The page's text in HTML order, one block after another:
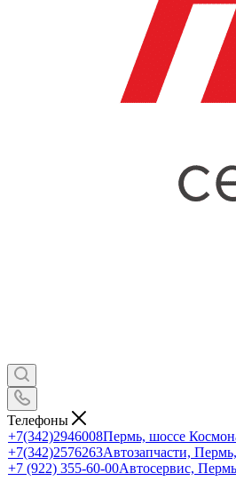
Телефоны
+7(342)2946008Пермь, шоссе
+7(342)2576263Автозапчасти,
+7 (922) 355-60-00Автосервис,